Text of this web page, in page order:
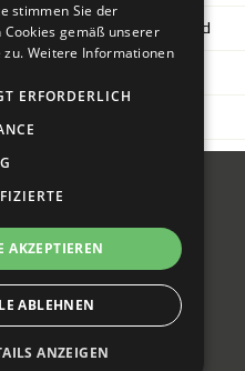
plastic and marking band
13-18
stimmen Sie der
Cookies gemäß unserer
zu. Weitere Informationen
ERFORDERLICH
AKZEPTIEREN
ABLEHNEN
ANZEIGEN